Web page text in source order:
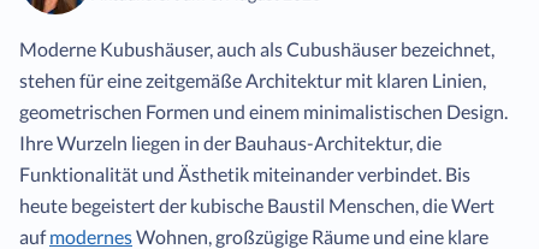
Moderne Kubushäuser, auch als Cubushäuser bezeichnet,
stehen für eine zeitgemäße Architektur mit klaren Linien,
geometrischen Formen und einem minimalistischen Design.
Ihre Wurzeln liegen in der Bauhaus-Architektur, die
Funktionalität und Ästhetik miteinander verbindet. Bis
heute begeistert der kubische Baustil Menschen, die Wert
aufmodernesWohnen, großzügige Räume und eine klare